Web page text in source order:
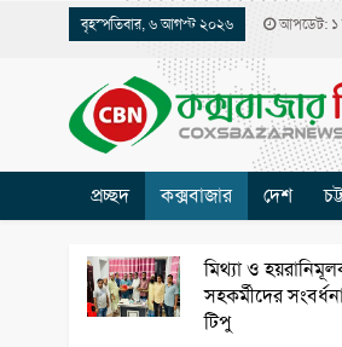
বৃহস্পতিবার, ৬ আগস্ট ২০২৬ আপডেট: ১
প্রচ্ছদ কক্সবাজার দেশ
মিথ্যা ও
সহকর্মীদের
টিপু